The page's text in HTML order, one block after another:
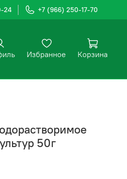
24 +7 (966) 250-17-70
Избранное Корзина
50г